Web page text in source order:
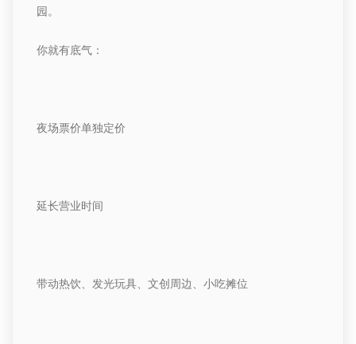
园。
你就有底气：
夜场票价单独定价
延长营业时间
带动热饮、发光玩具、文创周边、小吃摊位